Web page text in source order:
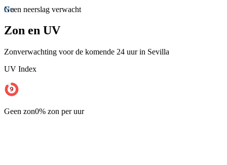
Nu
Geen neerslag verwacht
Zon en UV
Zonverwachting voor de komende 24 uur in Sevilla
UV Index
Geen zon0% zon per uur